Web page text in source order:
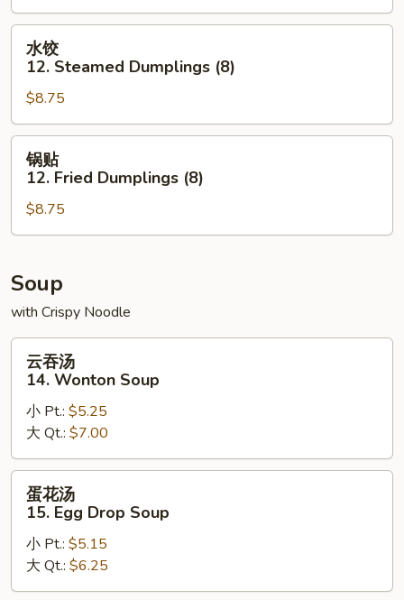
on
a
Stick
(5)
12.
Steamed
Dumplings
(8)
水饺
12. Steamed Dumplings (8)
$8.75
12.
Fried
Dumplings
锅贴
12. Fried Dumplings (8)
$8.75
Soup
with Crispy Noodle
14.
Wonton
Soup
云吞汤
14. Wonton Soup
小 Pt.: $5.25
大 Qt.: $7.00
15.
Egg
Drop
蛋花汤
15. Egg Drop Soup
小 Pt.: $5.15
大 Qt.: $6.25